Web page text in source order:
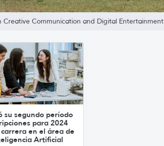
Creative Communication and Digital Entertainment
su segundo período
para 2024
en el área de
Artificial